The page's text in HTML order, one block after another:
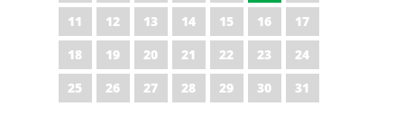
11
12 13 14 15 16
17
18
19 20 21 22 23
24
25
26 27 28 29 30 31